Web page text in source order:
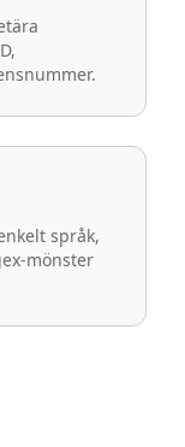
språk,
mönster